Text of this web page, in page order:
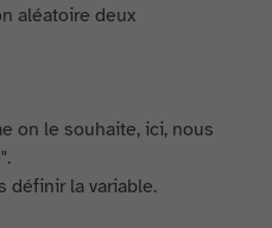
aléatoire deux
on le souhaite, ici, nous
définir la variable.